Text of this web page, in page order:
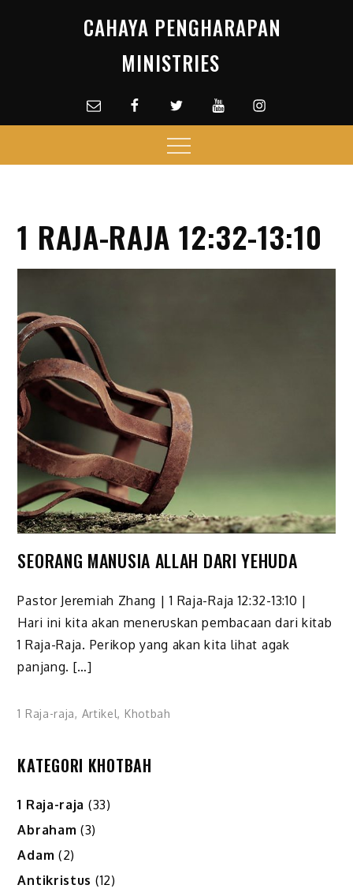
CAHAYA PENGHARAPAN
MINISTRIES
Email facebookTwitterYoutubeInstagram
Menu
1 RAJA-RAJA 12:32-13:10
SEORANG MANUSIA ALLAH DARI YEHUDA
Pastor Jeremiah Zhang | 1 Raja-Raja 12:32-13:10 |
Hari ini kita akan meneruskan pembacaan dari kitab
1 Raja-Raja. Perikop yang akan kita lihat agak
panjang. […]
1 Raja-raja, Artikel, Khotbah
KATEGORI KHOTBAH
1 Raja-raja (33)
Abraham (3)
Adam (2)
Antikristus (12)